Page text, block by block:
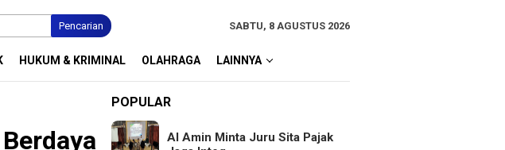
Pencarian SABTU, 8 AGUSTUS 2026
HUKUM & KRIMINAL OLAHRAGA LAINNYA
POPULAR
Al Amin Minta Juru Sita Pajak